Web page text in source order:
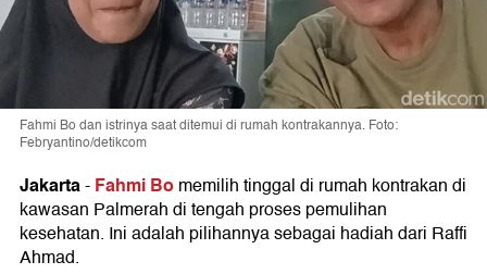
Fahmi Bo dan istrinya saat ditemui di rumah kontrakannya. Foto:
Febryantino/detikcom
Jakarta-Fahmi Bomemilih tinggal di rumah kontrakan di
kawasan Palmerah di tengah proses pemulihan
kesehatan. Ini adalah pilihannya sebagai hadiah dari Raffi
Ahmad.